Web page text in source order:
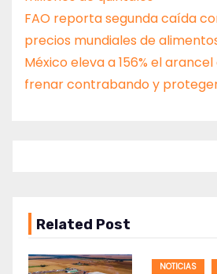
FAO reporta segunda caída
precios mundiales de
México eleva a 156% el
frenar contrabando y
Related Post
NOTICIAS